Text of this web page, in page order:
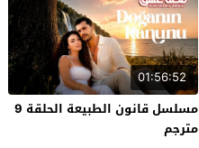
01:56:52
مسلسل قانون الطبيعة الحلقة 9
مترجم